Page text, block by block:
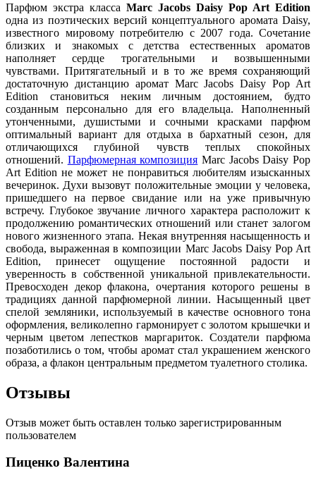
Парфюм экстра класса Marc Jacobs Daisy Pop Art Edition
одна из поэтических версий концептуального аромата Daisy,
известного мировому потребителю с 2007 года. Сочетание
близких и знакомых с детства естественных ароматов
наполняет сердце трогательными и возвышенными
чувствами. Притягательный и в то же время сохраняющий
достаточную дистанцию аромат Marc Jacobs Daisy Pop Art
Edition становиться неким личным достоянием, будто
созданным персонально для его владельца. Наполненный
утонченными, душистыми и сочными красками парфюм
оптимальный вариант для отдыха в бархатный сезон, для
отличающихся глубиной чувств теплых спокойных
отношений. Парфюмерная композиция Marc Jacobs Daisy Pop
Art Edition не может не понравиться любителям изысканных
вечеринок. Духи вызовут положительные эмоции у человека,
пришедшего на первое свидание или на уже привычную
встречу. Глубокое звучание личного характера расположит к
продолжению романтических отношений или станет залогом
нового жизненного этапа. Некая внутренняя насыщенность и
свобода, выраженная в композиции Marc Jacobs Daisy Pop Art
Edition, принесет ощущение постоянной радости и
уверенность в собственной уникальной привлекательности.
Превосходен декор флакона, очертания которого решены в
традициях данной парфюмерной линии. Насыщенный цвет
спелой земляники, используемый в качестве основного тона
оформления, великолепно гармонирует с золотом крышечки и
черным цветом лепестков маргариток. Создатели парфюма
позаботились о том, чтобы аромат стал украшением женского
образа, а флакон центральным предметом туалетного столика.
Отзывы
Отзыв может быть оставлен только зарегистрированным
пользователем
Пиценко Валентина